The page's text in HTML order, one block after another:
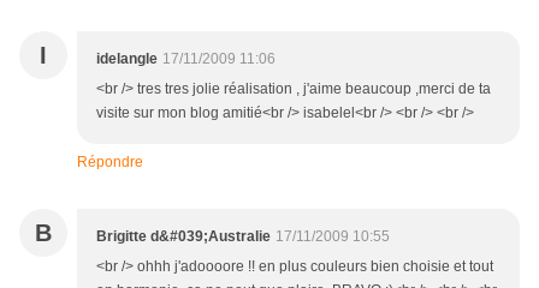
I idelangle 17/11/2009 11:06
<br /> tres tres jolie réalisation , j'aime beaucoup ,merci de ta
visite sur mon blog amitié<br /> isabelel<br /> <br /> <br />
Répondre
B Brigitte d&#039;Australie 17/11/2009 10:55
<br /> ohhh j'adoooore !! en plus couleurs bien choisie et tout